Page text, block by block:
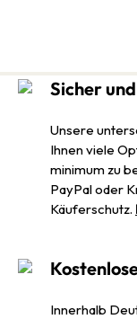
Sicher
Unsere
Ihnen viele
minimum zu
PayPal oder
Käuferschutz.
Innerhalb